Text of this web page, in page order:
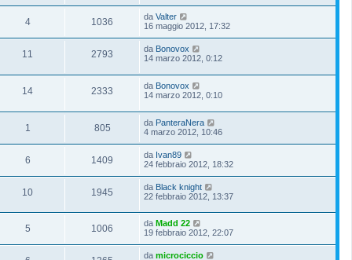
4 1036 da Valter
16 maggio 2012, 17:32
11 2793 da Bonovox
14 marzo 2012, 0:12
14 2333 da Bonovox
14 marzo 2012, 0:10
1 805 da PanteraNera
4 marzo 2012, 10:46
6 1409 da Ivan89
24 febbraio 2012, 18:32
10 1945 da Black knight
22 febbraio 2012, 13:37
5 1006 da Madd 22
19 febbraio 2012, 22:07
da microciccio